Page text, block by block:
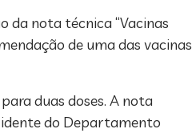
da nota técnica “Vacinas
de uma das vacinas
duas doses. A nota
do Departamento